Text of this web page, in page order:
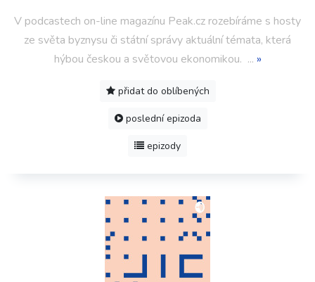
V podcastech on-line magazínu Peak.cz rozebíráme s hosty
ze světa byznysu či státní správy aktuální témata, která
hýbou českou a světovou ekonomikou. ... »
přidat do oblíbených
poslední epizoda
epizody